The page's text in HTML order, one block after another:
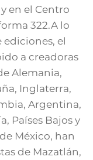
en el Centro
322.A lo
ediciones, el
a creadoras
Alemania,
Inglaterra,
Argentina,
Países Bajos y
México, han
de Mazatlán,